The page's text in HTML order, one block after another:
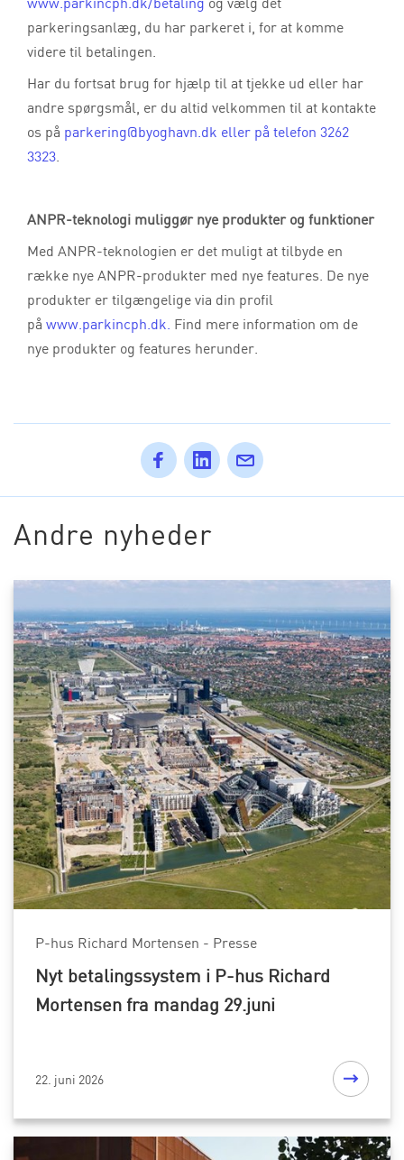
parkeringsanlæg, du har parkeret i, for at komme
videre til betalingen.
Har du fortsat brug for hjælp til at tjekke ud eller har
andre spørgsmål, er du altid velkommen til at kontakte
os på parkering@byoghavn .dk eller på telefon 3262
3323
ANPR-teknologi muliggør nye produkter og funktioner
Med ANPR-teknologien er det muligt at tilbyde en
række nye ANPR-produkter med nye features. De nye
produkter er tilgængelige via din profil
på www.parkincph.dk. Find mere information om de
nye produkter og features herunder.
Andre nyheder
P-hus Richard Mortensen - Presse
Nyt betalingssystem i P-hus Richard
Mortensen fra mandag 29.juni
22. juni 2026